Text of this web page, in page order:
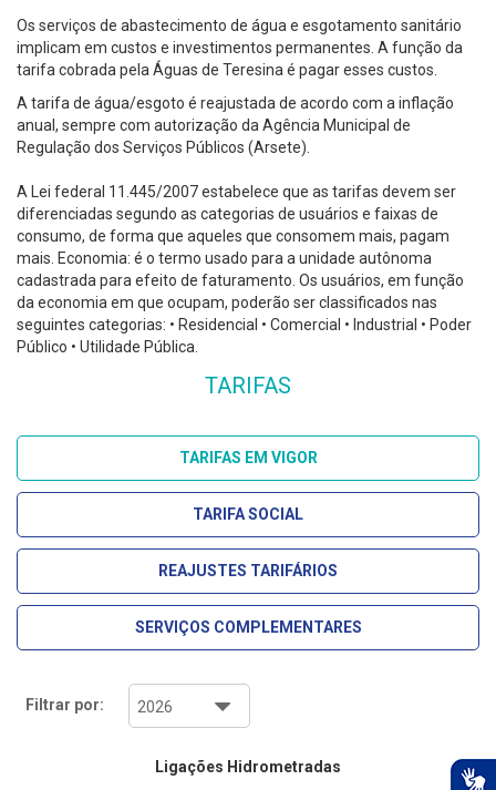
Os serviços de abastecimento de água e esgotamento sanitário
implicam em custos e investimentos permanentes. A função da
tarifa cobrada pela Águas de Teresina é pagar esses custos.
A tarifa de água/esgoto é reajustada de acordo com a inflação
anual, sempre com autorização da Agência Municipal de
Regulação dos Serviços Públicos (Arsete).
A Lei federal 11.445/2007 estabelece que as tarifas devem ser
diferenciadas segundo as categorias de usuários e faixas de
consumo, de forma que aqueles que consomem mais, pagam
mais. Economia: é o termo usado para a unidade autônoma
cadastrada para efeito de faturamento. Os usuários, em função
da economia em que ocupam, poderão ser classificados nas
seguintes categorias: • Residencial • Comercial • Industrial • Poder
Público • Utilidade Pública.
TARIFAS
TARIFAS EM VIGOR
TARIFA SOCIAL
REAJUSTES TARIFÁRIOS
SERVIÇOS COMPLEMENTARES
Filtrar por:
Ligações Hidrometradas